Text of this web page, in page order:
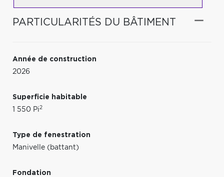
PARTICULARITÉS DU BÂTIMENT
Année de construction
2026
Superficie habitable
1 550 Pi2
Type de fenestration
Manivelle (battant)
Fondation